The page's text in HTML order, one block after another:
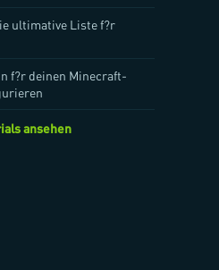
ultimative Liste f?r
f?r deinen Minecraft-
ansehen